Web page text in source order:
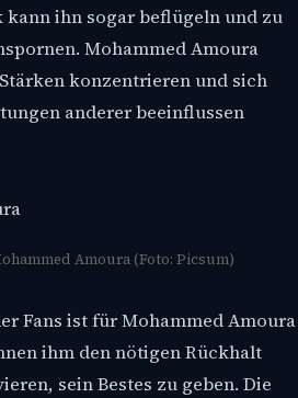
kann ihn sogar beflügeln und zu
Mohammed Amoura
konzentrieren und sich
anderer beeinflussen
Amoura (Foto: Picsum)
Fans ist für Mohammed Amoura
ihm den nötigen Rückhalt
sein Bestes zu geben. Die